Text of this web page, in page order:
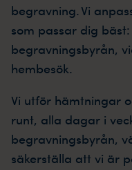
begravning. Vi
som passar dig
begravningsbyrån,
hembesök.
Vi utför hämtningar
runt, alla dagar i
begravningsbyrån,
säkerställa att vi är